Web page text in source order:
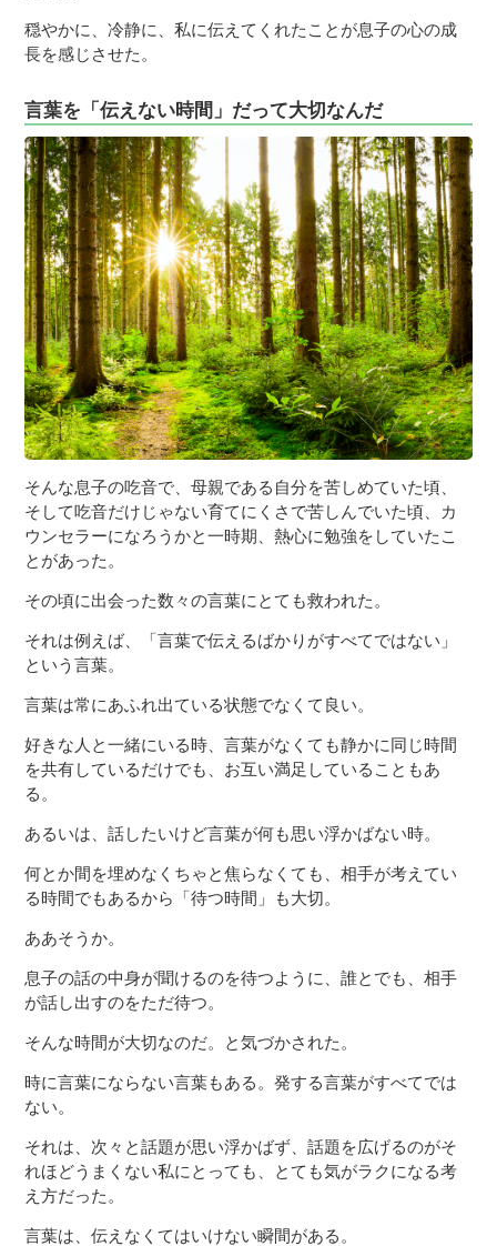
穏やかに、冷静に、私に伝えてくれたことが息子の心の成
長を感じさせた。
言葉を「伝えない時間」だって大切なんだ
そんな息子の吃音で、母親である自分を苦しめていた頃、
そして吃音だけじゃない育てにくさで苦しんでいた頃、カ
ウンセラーになろうかと一時期、熱心に勉強をしていたこ
とがあった。
その頃に出会った数々の言葉にとても救われた。
それは例えば、「言葉で伝えるばかりがすべてではない」
という言葉。
言葉は常にあふれ出ている状態でなくて良い。
好きな人と一緒にいる時、言葉がなくても静かに同じ時間
を共有しているだけでも、お互い満足していることもあ
る。
あるいは、話したいけど言葉が何も思い浮かばない時。
何とか間を埋めなくちゃと焦らなくても、相手が考えてい
る時間でもあるから「待つ時間」も大切。
ああそうか。
息子の話の中身が聞けるのを待つように、誰とでも、相手
が話し出すのをただ待つ。
そんな時間が大切なのだ。と気づかされた。
時に言葉にならない言葉もある。発する言葉がすべてでは
ない。
それは、次々と話題が思い浮かばず、話題を広げるのがそ
れほどうまくない私にとっても、とても気がラクになる考
え方だった。
言葉は、伝えなくてはいけない瞬間がある。